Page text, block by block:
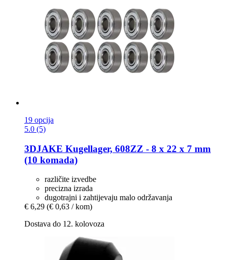
19 opcija
5.0 (5)
3DJAKE Kugellager, 608ZZ -​ 8 x 22 x 7 mm
(10 komada)
različite izvedbe
precizna izrada
dugotrajni i zahtijevaju malo održavanja
€ 6,29 (€ 0,63 / kom)
Dostava do 12. kolovoza